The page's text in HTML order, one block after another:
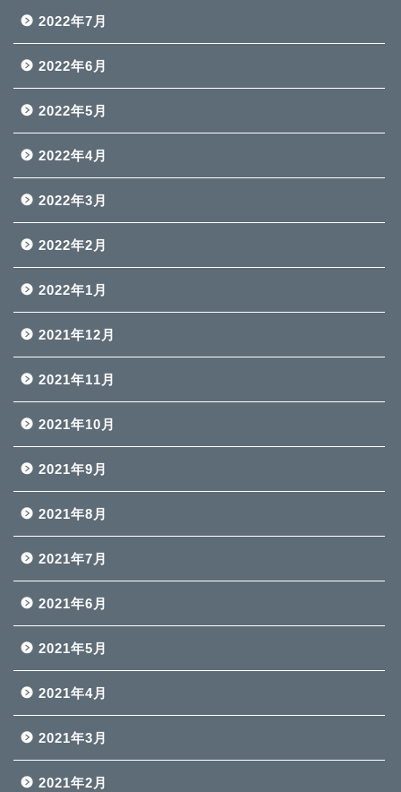
2022年7月
2022年6月
2022年5月
2022年4月
2022年3月
2022年2月
2022年1月
2021年12月
2021年11月
2021年10月
2021年9月
2021年8月
2021年7月
2021年6月
2021年5月
2021年4月
2021年3月
2021年2月